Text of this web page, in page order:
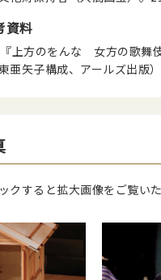
資料
上方のをんな 女方の歌舞
亜矢子構成、アールズ出版）
クすると拡大画像をご覧い